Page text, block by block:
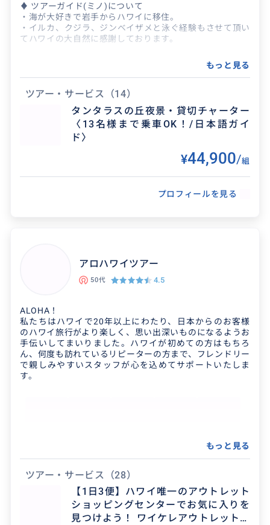
クチコミ
30代
一生の思い出が出来ました！！ 丁寧なホスピタリ
ティから、豊富な知識まで、最高の一日になりま
した😊 次ハワイに行く時も、是非お願いしたい
♦︎ ツアーガイド(ミノ)について
・海が大好きで岩手からハワイに移住。
・イルカ、クジラ、ジンベイザメと泳ぐ経験もさせて頂い
てハワイの大自然に感謝しております。
・10万人以上のお客様をオプショナルツアーでご案内
・マリンスポーツインストラクター
・イルカウォッチングツアーのクルー兼通訳
ツアーガイドのミノが親切丁寧にハワイをご案内いたしま
得意なジャンル / 分野
ポーツ、乗馬ツアー、オアフ島観光、タンタラス
夜景
クチコミ
2026/8/7
いツアーでした！写真も上手にとっていただいて
ありがとうございました！
もっと見る
ツアー・サービス （14）
タンタラスの丘夜景・貸切チャーター
〈13名様まで乗車OK！/日本語ガイ
ド〉
¥44,900/組
プロフィールを見る
アロハワイツアー
50代 4.5
ALOHA！
私たちはハワイで20年以上にわたり、日本からのお客様
のハワイ旅行がより楽しく、思い出深いものになるようお
手伝いしてまいりました。ハワイが初めての方はもちろ
ん、何度も訪れているリピーターの方まで、フレンドリー
で親しみやすいスタッフが心を込めてサポートいたしま
す。
得意なジャンル / 分野
もっと見る
ツアー・サービス （28）
【1日3便】ハワイ唯一のアウトレット
ショッピングセンターでお気に入りを
見つけよう！ ワイケレアウトレット往